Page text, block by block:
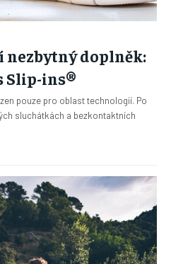
nezbytný doplněk:
Slip-ins®
pouze pro oblast technologií. Po
sluchátkách a bezkontaktních